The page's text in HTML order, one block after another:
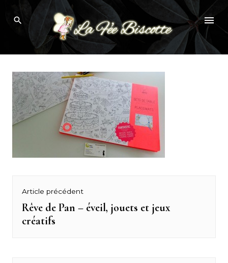
content
set de table a colorier
Navigation
de
l’article
Article précédent
Previous
post:
Rêve de Pan – éveil, jouets et jeux
créatifs